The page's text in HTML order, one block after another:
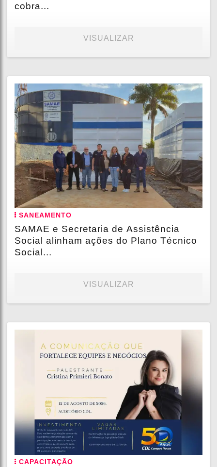
cobra...
VISUALIZAR
SANEAMENTO
SAMAE e Secretaria de Assistência
Social alinham ações do Plano Técnico
Social...
VISUALIZAR
CAPACITAÇÃO